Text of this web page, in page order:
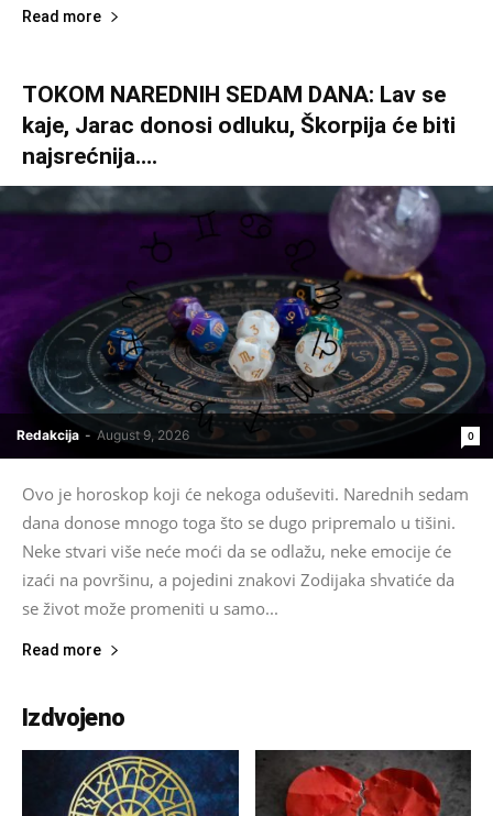
Read more
TOKOM NAREDNIH SEDAM DANA: Lav se
kaje, Jarac donosi odluku, Škorpija će biti
najsrećnija….
Redakcija - August 9, 2026 0
Ovo je horoskop koji će nekoga oduševiti. Narednih sedam
dana donose mnogo toga što se dugo pripremalo u tišini.
Neke stvari više neće moći da se odlažu, neke emocije će
izaći na površinu, a pojedini znakovi Zodijaka shvatiće da
se život može promeniti u samo...
Read more
Izdvojeno